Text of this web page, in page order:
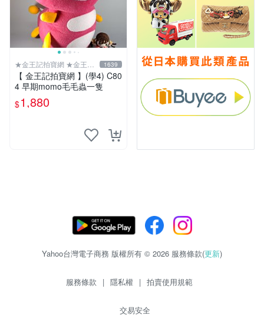
★金王記拍寶網 ★金王記
拍寶趣
1639
【 金王記拍寶網 】(學4) C80
4 早期momo毛毛蟲一隻
$1,880
Yahoo台灣電子商務 版權所有 © 2026 服務條款(更新)
服務條款 | 隱私權 | 拍賣使用規範
交易安全